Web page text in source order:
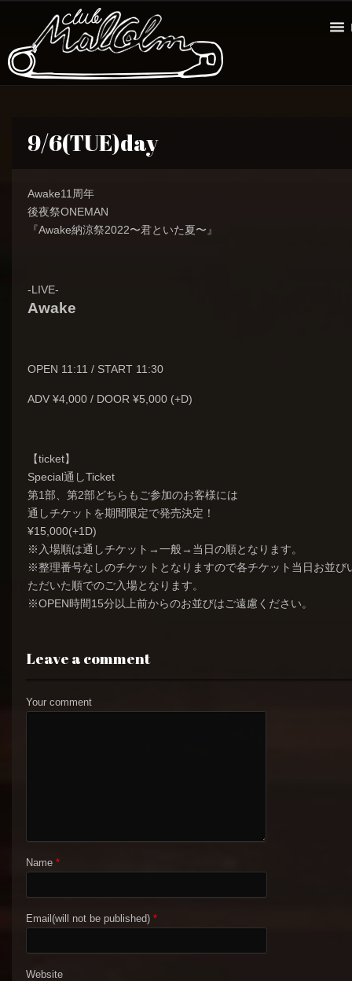
9/6(TUE)day
Awake11周年
後夜祭ONEMAN
『Awake納涼祭2022〜君といた夏〜』
-LIVE-
Awake
OPEN 11:11 / START 11:30
ADV ¥4,000 / DOOR ¥5,000 (+D)
【ticket】
Special通しTicket
第1部、第2部どちらもご参加のお客様には
通しチケットを期間限定で発売決定！
¥15,000(+1D)
※入場順は通しチケット→一般→当日の順となります。
※整理番号なしのチケットとなりますので各チケット当日お並び
ただいた順でのご入場となります。
※OPEN時間15分以上前からのお並びはご遠慮ください。
Leave a comment
Your comment
Name *
Email(will not be published) *
Website